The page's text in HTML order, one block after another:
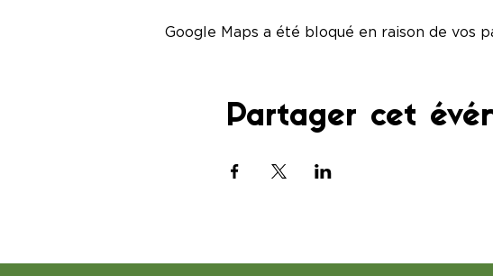
Google Maps a été bloqué en raison de vos
Partager cet